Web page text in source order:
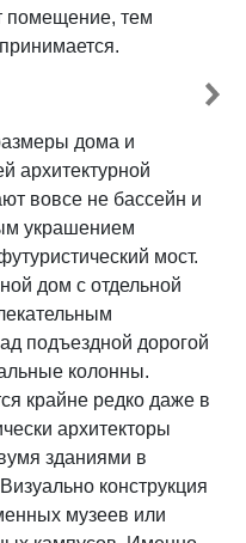
помещение, тем
дома и
архитектурной
вовсе не бассейн и
украшением
мост.
дом с отдельной
подъездной дорогой
колонны.
крайне редко даже в
архитекторы
зданиями в
конструкция
музеев или